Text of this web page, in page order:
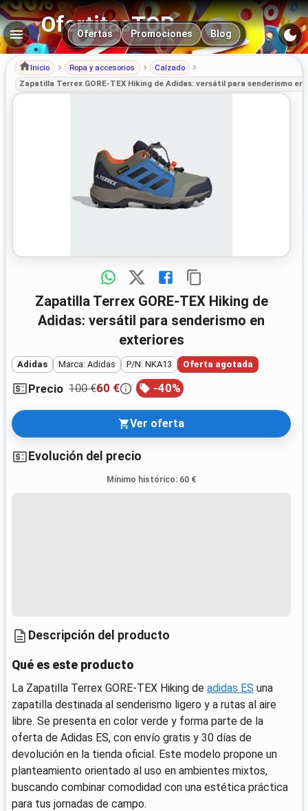
OfertitasTOP
Navegación principal
Ofertas Promociones Blog
Inicio Ropa y accesorios
Calzado
Zapatilla Terrex GORE-TEX Hiking de Adidas: versátil para senderismo
Zapatilla Terrex GORE-TEX Hiking de
Adidas: versátil para senderismo en
exteriores
Adidas Marca: Adidas P/N: NKA13 Oferta agotada
Precio 100 €60 € -40%
Ver oferta
Evolución del precio
Mínimo histórico: 60 €
Descripción del producto
Qué es este producto
La Zapatilla Terrex GORE-TEX Hiking de adidas ES una
zapatilla destinada al senderismo ligero y a rutas al aire
libre. Se presenta en color verde y forma parte de la
oferta de Adidas ES, con envío gratis y 30 días de
devolución en la tienda oficial. Este modelo propone un
planteamiento orientado al uso en ambientes mixtos,
buscando combinar comodidad con una estética práctica
para tus jornadas de campo.